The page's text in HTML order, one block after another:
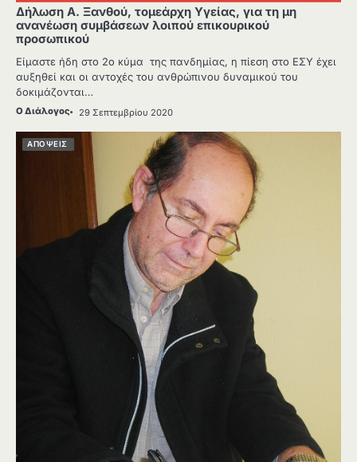
Δήλωση Α. Ξανθού, τομεάρχη Υγείας, για τη μη
ανανέωση συμβάσεων λοιπού επικουρικού
προσωπικού
Είμαστε ήδη στο 2ο κύμα της πανδημίας, η πίεση στο ΕΣΥ έχει
αυξηθεί και οι αντοχές του ανθρώπινου δυναμικού του
δοκιμάζονται…
Ο Διάλογος 29 Σεπτεμβρίου 2020
ΑΠΟΨΕΙΣ